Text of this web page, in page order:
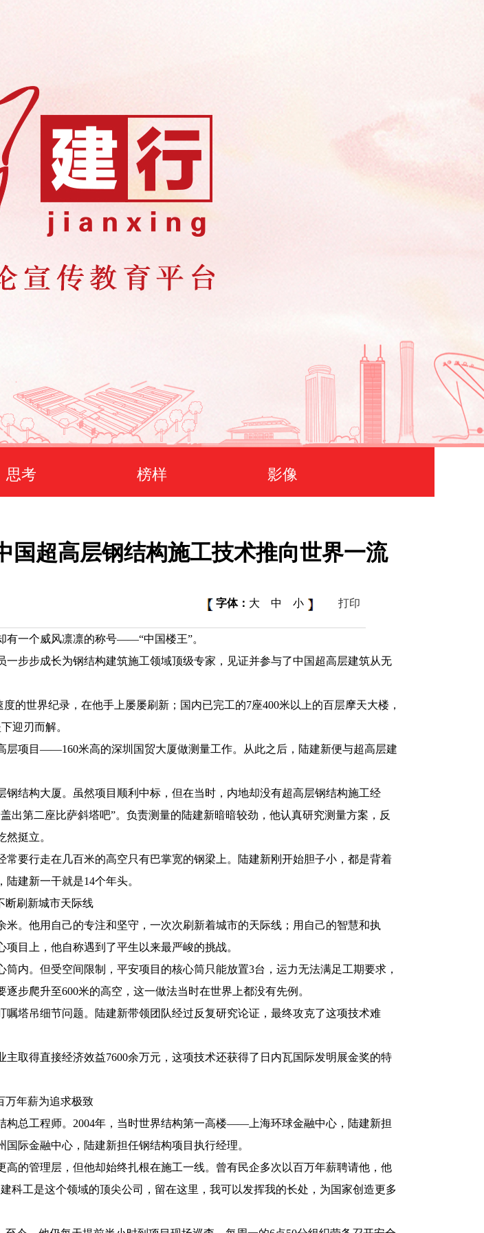
思考 榜样 影像
国超高层钢结构施工技术推向世界一流
字体： 大 中 小 打印
一个威风凛凛的称号——“中国楼王”。
步成长为钢结构建筑施工领域顶级专家，见证并参与了中国超高层建筑从无
世界纪录，在他手上屡屡刷新；国内已完工的7座400米以上的百层摩天大楼，
迎刃而解。
项目——160米高的深圳国贸大厦做测量工作。从此之后，陆建新便与超高层建
结构大厦。虽然项目顺利中标，但在当时，内地却没有超高层钢结构施工经
第二座比萨斜塔吧”。负责测量的陆建新暗暗较劲，他认真研究测量方案，反
挺立。
行走在几百米的高空只有巴掌宽的钢梁上。陆建新刚开始胆子小，都是背着
建新一干就是14个年头。
断刷新城市天际线
。他用自己的专注和坚守，一次次刷新着城市的天际线；用自己的智慧和执
目上，他自称遇到了平生以来最严峻的挑战。
。但受空间限制，平安项目的核心筒只能放置3台，运力无法满足工期要求，
步爬升至600米的高空，这一做法当时在世界上都没有先例。
吊细节问题。陆建新带领团队经过反复研究论证，最终攻克了这项技术难
得直接经济效益7600余万元，这项技术还获得了日内瓦国际发明展金奖的特
万年薪为追求极致
工程师。2004年，当时世界结构第一高楼——上海环球金融中心，陆建新担
际金融中心，陆建新担任钢结构项目执行经理。
管理层，但他却始终扎根在施工一线。曾有民企多次以百万年薪聘请他，他
科工是这个领域的顶尖公司，留在这里，我可以发挥我的长处，为国家创造更多